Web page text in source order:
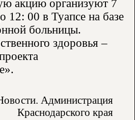
акцию организуют 7
12: 00 в Туапсе на базе
больницы.
здоровья –
Администрация
Краснодарского края